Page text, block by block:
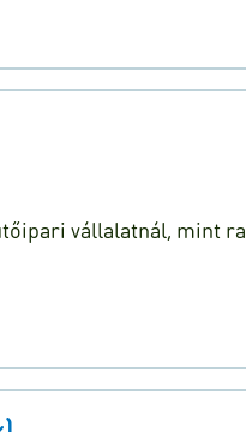
vállalatnál, mint